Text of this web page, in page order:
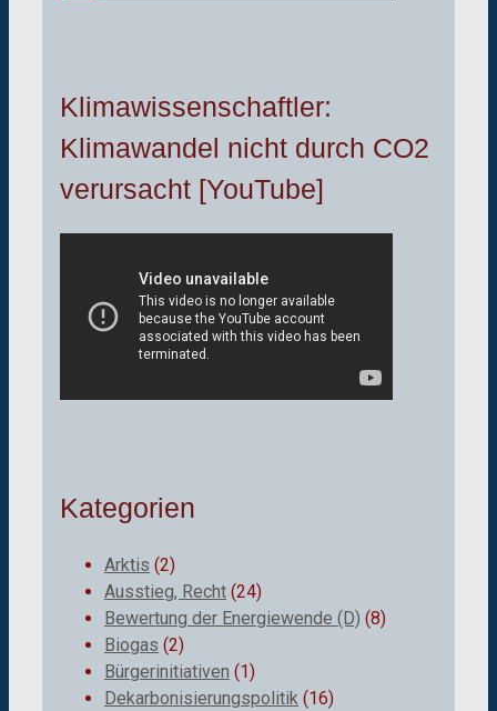
Klimawissenschaftler:
Klimawandel nicht durch CO2
verursacht [YouTube]
Kategorien
Arktis (2)
Ausstieg, Recht (24)
Bewertung der Energiewende (D) (8)
Biogas (2)
Bürgerinitiativen (1)
Dekarbonisierungspolitik (16)